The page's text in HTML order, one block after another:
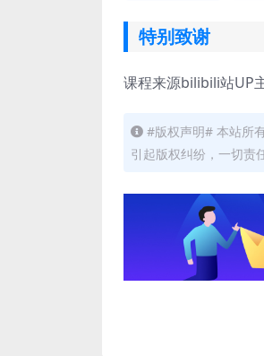
特别致谢
课程来源bilibili站UP
#版权声明# 本站所
引起版权纠纷，一切责